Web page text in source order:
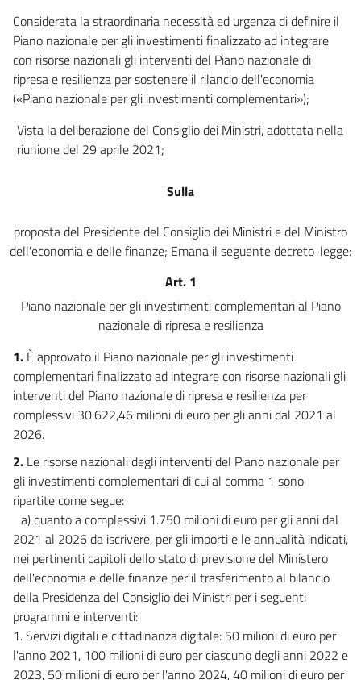
Considerata la straordinaria necessità ed urgenza di definire il
Piano nazionale per gli investimenti finalizzato ad integrare
con risorse nazionali gli interventi del Piano nazionale di
ripresa e resilienza per sostenere il rilancio dell'economia
(«Piano nazionale per gli investimenti complementari»);
Vista la deliberazione del Consiglio dei Ministri, adottata nella
riunione del 29 aprile 2021;
Sulla
proposta del Presidente del Consiglio dei Ministri e del Ministro
dell'economia e delle finanze; Emana il seguente decreto-legge:
Art. 1
Piano nazionale per gli investimenti complementari al Piano
nazionale di ripresa e resilienza
1. È approvato il Piano nazionale per gli investimenti
complementari finalizzato ad integrare con risorse nazionali gli
interventi del Piano nazionale di ripresa e resilienza per
complessivi 30.622,46 milioni di euro per gli anni dal 2021 al
2026.
2. Le risorse nazionali degli interventi del Piano nazionale per
gli investimenti complementari di cui al comma 1 sono
ripartite come segue:
a) quanto a complessivi 1.750 milioni di euro per gli anni dal
2021 al 2026 da iscrivere, per gli importi e le annualità indicati,
nei pertinenti capitoli dello stato di previsione del Ministero
dell'economia e delle finanze per il trasferimento al bilancio
della Presidenza del Consiglio dei Ministri per i seguenti
programmi e interventi:
1. Servizi digitali e cittadinanza digitale: 50 milioni di euro per
l'anno 2021, 100 milioni di euro per ciascuno degli anni 2022 e
2023, 50 milioni di euro per l'anno 2024, 40 milioni di euro per